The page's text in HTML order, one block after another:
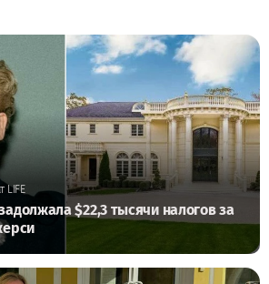
LIFE
$22,3 тысячи налогов за